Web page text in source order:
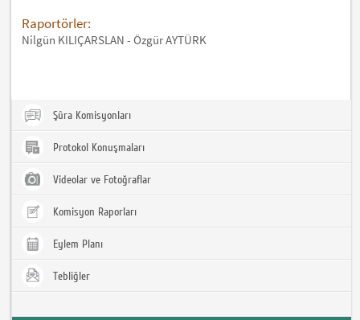
Raportörler:
Nilgün KILIÇARSLAN - Özgür AYTÜRK
Şûra Komisyonları
Protokol Konuşmaları
Videolar ve Fotoğraflar
Komisyon Raporları
Eylem Planı
Tebliğler